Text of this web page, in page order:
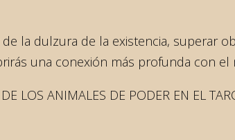
la dulzura de la existencia, superar
una conexión más profunda con
LOS ANIMALES DE PODER EN EL